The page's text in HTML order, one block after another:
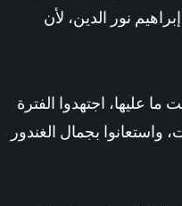
نور الدين، لأن
عليها، اجتهدوا الفترة
بجمال الغندور